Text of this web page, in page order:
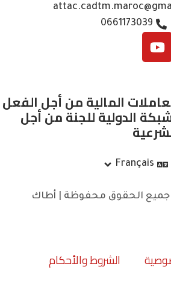
0661173039
المالية من أجل الفعل
الدولية للجنة من أجل
Français
النشر 2026 – جميع الحقوق محفوظة | أطاك
الشروط والأحكام